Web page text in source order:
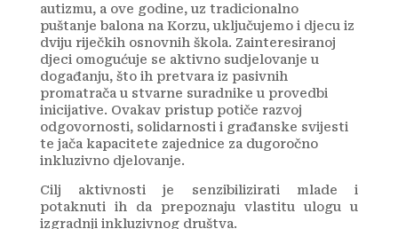
autizmu, a ove godine, uz tradicionalno
puštanje balona na Korzu, uključujemo i djecu iz
dviju riječkih osnovnih škola. Zainteresiranoj
djeci omogućuje se aktivno sudjelovanje u
događanju, što ih pretvara iz pasivnih
promatrača u stvarne suradnike u provedbi
inicijative. Ovakav pristup potiče razvoj
odgovornosti, solidarnosti i građanske svijesti
te jača kapacitete zajednice za dugoročno
inkluzivno djelovanje.
Cilj aktivnosti je senzibilizirati mlade i
potaknuti ih da prepoznaju vlastitu ulogu u
izgradnji inkluzivnog društva.